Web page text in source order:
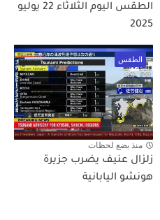
الطقس اليوم الثلاثاء 22 يوليو
2025
الطقس
منذ بضع لحظات
زلزال عنيف يضرب جزيرة
هونشو اليابانية